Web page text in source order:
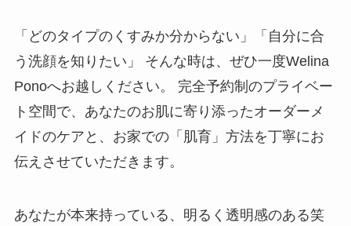
「どのタイプのくすみか分からない」「自分に合
う洗顔を知りたい」 そんな時は、ぜひ一度Welina
Ponoへお越しください。 完全予約制のプライベー
ト空間で、あなたのお肌に寄り添ったオーダーメ
イドのケアと、お家での「肌育」方法を丁寧にお
伝えさせていただきます。
あなたが本来持っている、明るく透明感のある笑